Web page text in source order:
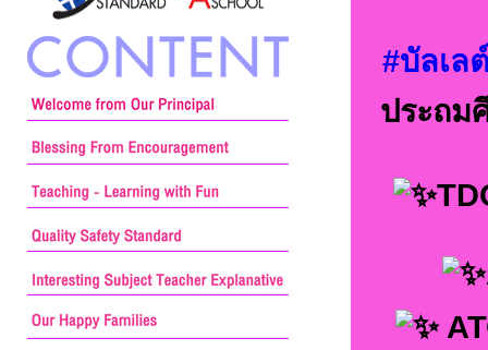
#บัลเล
ประถม